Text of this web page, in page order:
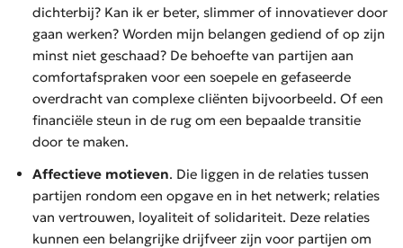
dichterbij? Kan ik er beter, slimmer of innovatiever door
gaan werken? Worden mijn belangen gediend of op zijn
minst niet geschaad? De behoefte van partijen aan
comfortafspraken voor een soepele en gefaseerde
overdracht van complexe cliënten bijvoorbeeld. Of een
financiële steun in de rug om een bepaalde transitie
door te maken.
Affectieve motieven. Die liggen in de relaties tussen
partijen rondom een opgave en in het netwerk; relaties
van vertrouwen, loyaliteit of solidariteit. Deze relaties
kunnen een belangrijke drijfveer zijn voor partijen om